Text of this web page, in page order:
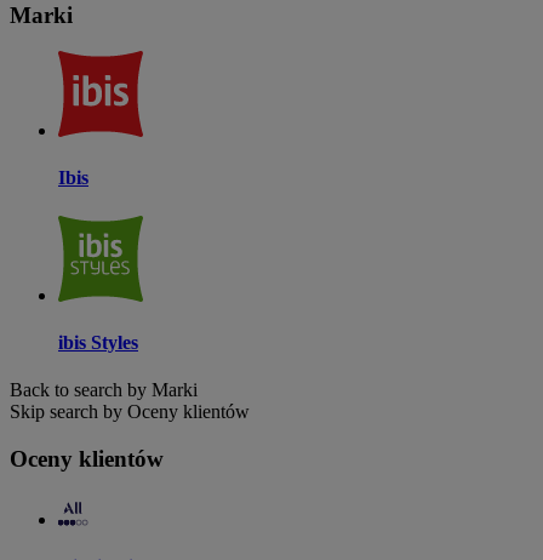
Marki
Ibis
ibis Styles
Back to search by Marki
Skip search by Oceny klientów
Oceny klientów